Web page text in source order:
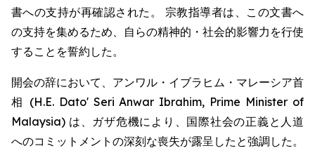
書への支持が再確認された。 宗教指導者は、この文書へ
の支持を集めるため、自らの精神的・社会的影響力を行使
することを誓約した。
開会の辞において、アンワル・イブラヒム・マレーシア首
相 (H.E. Dato' Seri Anwar Ibrahim, Prime Minister of
Malaysia) は、ガザ危機により、国際社会の正義と人道
へのコミットメントの深刻な喪失が露呈したと強調した。